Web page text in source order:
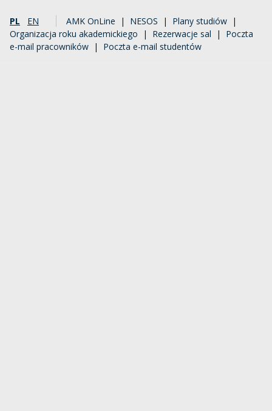
PL EN AMK OnLine | NESOS | Plany studiów |
Organizacja roku akademickiego | Rezerwacje sal | Poczta
e-mail pracowników | Poczta e-mail studentów